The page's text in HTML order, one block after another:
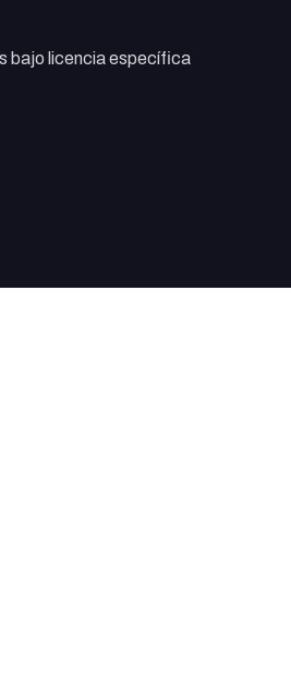
bajo licencia específica